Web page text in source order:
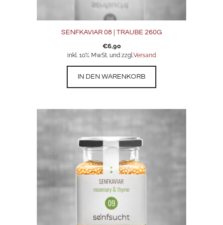
SENFKAVIAR 08 | TRAUBE 260G
€6,90
inkl. 10% MwSt. und zzgl.Versand
IN DEN WARENKORB